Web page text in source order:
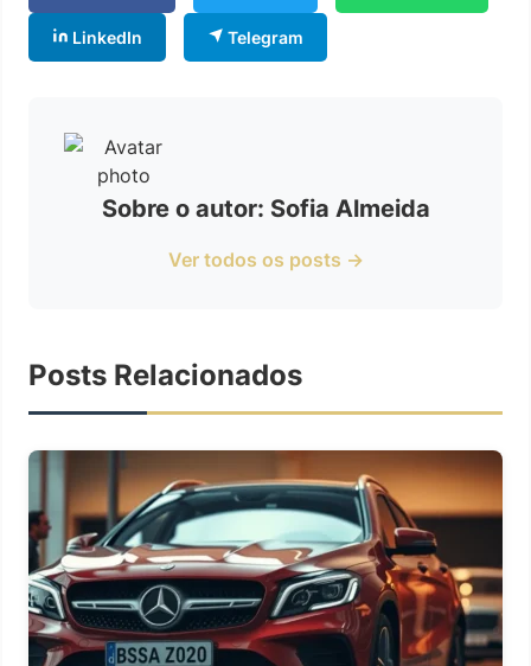
LinkedIn Telegram
Sobre o autor: Sofia Almeida
Ver todos os posts →
Posts Relacionados